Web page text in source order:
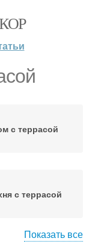
с террасой
с террасой
Показать все